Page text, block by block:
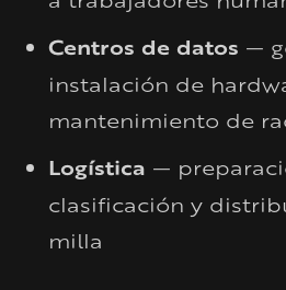
Centros de datos —
instalación de
mantenimiento de
Logística —
clasificación y
milla